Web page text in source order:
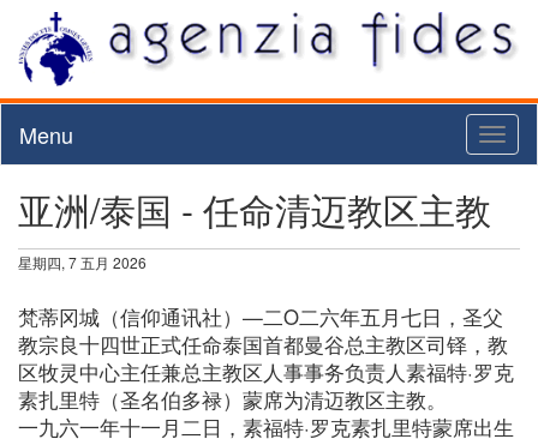
Menu
亚洲/泰国 - 任命清迈教区主教
星期四, 7 五月 2026
梵蒂冈城（信仰通讯社）—二O二六年五月七日，圣父
教宗良十四世正式任命泰国首都曼谷总主教区司铎，教
区牧灵中心主任兼总主教区人事事务负责人素福特·罗克
素扎里特（圣名伯多禄）蒙席为清迈教区主教。
一九六一年十一月二日，素福特·罗克素扎里特蒙席出生